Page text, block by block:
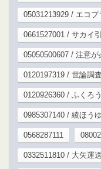
05031213929 / エコプ
0661527001 / サカイ
05050500607 / 注意
0120197319 / 世論調
0120926360 / ふくろ
0985307140 / 綾ほう
0568287111
0332511810 / 大矢運